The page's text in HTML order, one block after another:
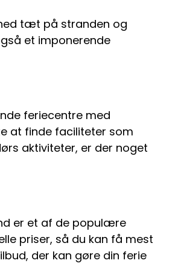
tæt på stranden og
et imponerende
feriecentre med
at finde faciliteter som
aktiviteter, er der noget
er et af de populære
priser, så du kan få mest
der kan gøre din ferie